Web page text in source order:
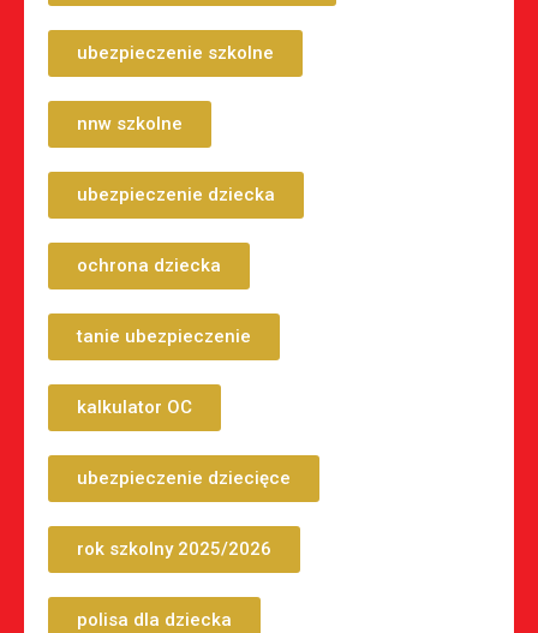
ubezpieczenie szkolne
nnw szkolne
ubezpieczenie dziecka
ochrona dziecka
tanie ubezpieczenie
kalkulator OC
ubezpieczenie dziecięce
rok szkolny 2025/2026
polisa dla dziecka